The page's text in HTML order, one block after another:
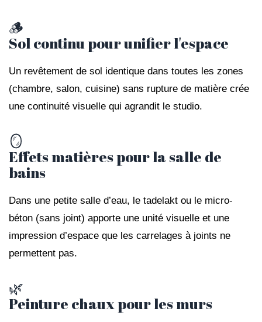
🪵
Sol continu pour unifier l'espace
Un revêtement de sol identique dans toutes les zones
(chambre, salon, cuisine) sans rupture de matière crée
une continuité visuelle qui agrandit le studio.
🪞
Effets matières pour la salle de
bains
Dans une petite salle d’eau, le tadelakt ou le micro-
béton (sans joint) apporte une unité visuelle et une
impression d’espace que les carrelages à joints ne
permettent pas.
🌿
Peinture chaux pour les murs